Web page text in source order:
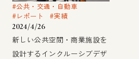
新しい公共空間・商業施設を
設計するインクルーシブデザ
2024/4/26
#公共・交通・自動車
#レポート
#実績